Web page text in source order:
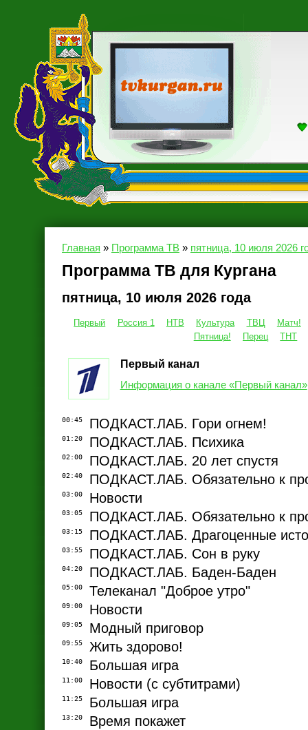
Главная » Программа ТВ » пятница, 10 июля 2026
Программа ТВ для Кургана
пятница, 10 июля 2026 года
Первый Россия 1 НТВ Культура ТВЦ
Матч!
Пятница!
Перец ТНТ
Первый канал
Информация о канале «Первый канал»
00:45 ПОДКАСТ.ЛАБ. Гори огнем!
01:20 ПОДКАСТ.ЛАБ. Психика
02:00 ПОДКАСТ.ЛАБ. 20 лет спустя
02:40 ПОДКАСТ.ЛАБ. Обязательно к
03:00 Новости
03:05 ПОДКАСТ.ЛАБ. Обязательно к
03:15 ПОДКАСТ.ЛАБ. Драгоценные
03:55 ПОДКАСТ.ЛАБ. Сон в руку
04:20 ПОДКАСТ.ЛАБ. Баден-Баден
05:00 Телеканал "Доброе утро"
09:00 Новости
09:05 Модный приговор
09:55 Жить здорово!
10:40 Большая игра
11:00 Новости (с субтитрами)
11:25 Большая игра
13:20 Время покажет